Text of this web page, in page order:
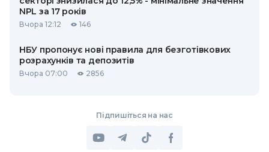
NPL за 17 років
Вчора 12:12 146
НБУ пропонує нові правила для безготівкових
розрахунків та депозитів
Вчора 07:00 2856
Підпишіться на нас